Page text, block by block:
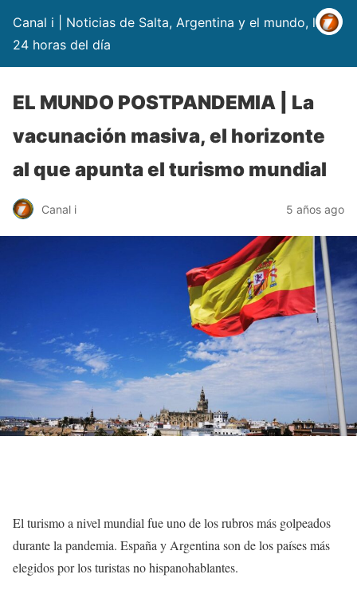
Canal i | Noticias de Salta, Argentina y el mundo, las
24 horas del día
EL MUNDO POSTPANDEMIA | La
vacunación masiva, el horizonte
al que apunta el turismo mundial
Canal i 5 años ago
El turismo a nivel mundial fue uno de los rubros más golpeados
durante la pandemia. España y Argentina son de los países más
elegidos por los turistas no hispanohablantes.